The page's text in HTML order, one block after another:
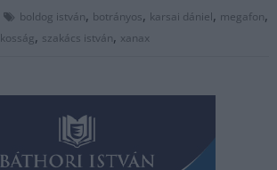
boldog istván, botrányos, karsai dániel, megafon,
, szakács istván, xanax